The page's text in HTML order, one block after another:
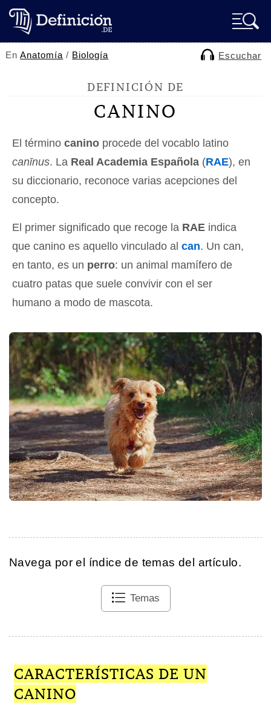
EnAnatomía / Biología Escuchar
DEFINICIÓN DE
CANINO
El término canino procede del vocablo latino
canīnus. La Real Academia Española (RAE), en
su diccionario, reconoce varias acepciones del
concepto.
El primer significado que recoge la RAE indica
que canino es aquello vinculado al can. Un can,
en tanto, es un perro: un animal mamífero de
cuatro patas que suele convivir con el ser
humano a modo de mascota.
Navega por el índice de temas del artículo.
Temas
CARACTERÍSTICAS DE UN
CANINO